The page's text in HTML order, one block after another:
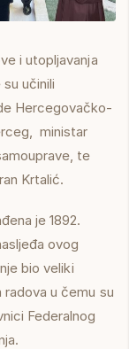
i utopljavanja
učinili
Hercegovačko-
ministar
te
Krtalić.
je 1892.
ovog
bio veliki
u čemu su
Federalnog